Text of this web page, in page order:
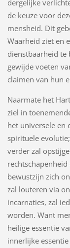
dergelijke
de keuze voor
mensheid. Dit
Waarheid ziet en
dienstbaarheid te
gewijde voeten
claimen van hun
Naarmate het
ziel in
het universele en
spirituele
verder zal
bewustzijn zich
zal louteren via
incarnaties, zal
worden. Want
heilige essentie
innerlijke